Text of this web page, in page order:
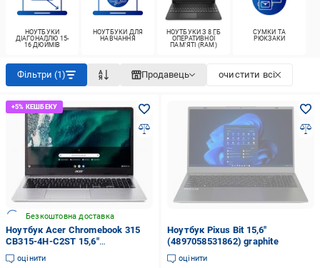
НОУТБУКИ
ДІАГОНАЛЛЮ 15-
16 ДЮЙМІВ
НОУТБУКИ ДЛЯ
НАВЧАННЯ
НОУТБУКИ З 8 ГБ
ОПЕРАТИВНОЇ
ПАМ'ЯТІ (RAM)
СУМКИ ТА
РЮКЗАКИ
Фільтри (1) Продавець очистити всі
Безкоштовна доставка
Ноутбук Acer Chromebook 315
CB315-4H-C2ST 15,6"
(NX.KB9EU.001) pure silver
оцінити
Ноутбук Pixus Bit 15,6"
(4897058531862) graphite
оцінити